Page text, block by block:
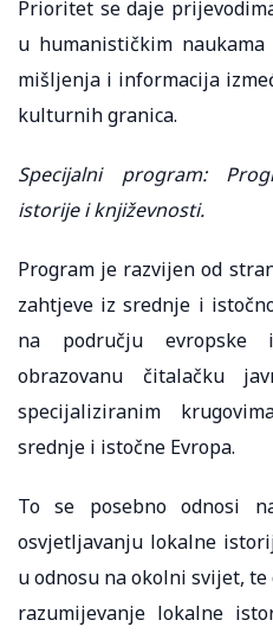
Prioritet se daje
u humanističkim
mišljenja i informacija
kulturnih granica.
Specijalni program:
istorije i književnosti.
Program je razvijen od
zahtjeve iz srednje i
na području
obrazovanu čitalačku
specijaliziranim
srednje i istočne Evropa.
To se posebno odnosi
osvjetljavanju lokalne
u odnosu na okolni svijet,
razumijevanje lokalne